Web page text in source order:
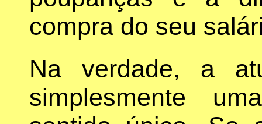
compra do seu
Na verdade, a
simplesmente